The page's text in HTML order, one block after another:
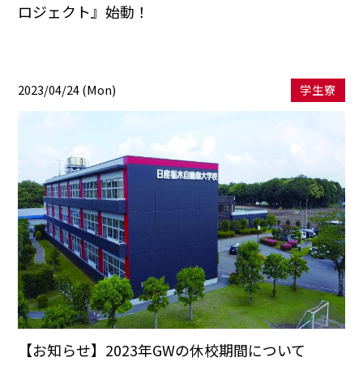
ロジェクト』始動！
2023/04/24 (Mon) 学生寮
【お知らせ】2023年GWの休校期間について